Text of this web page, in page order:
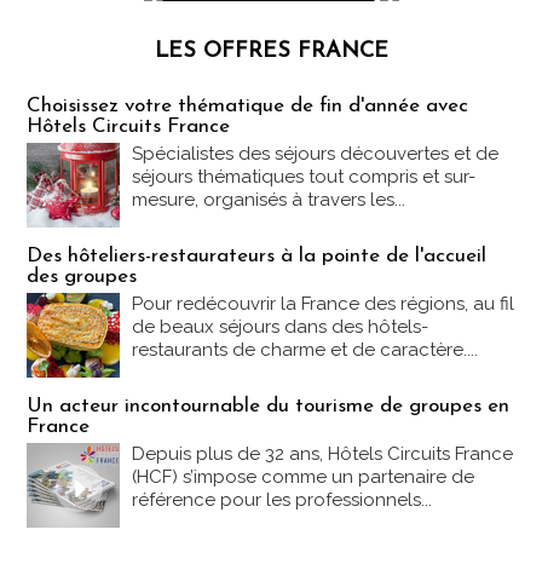
LES OFFRES FRANCE
Choisissez votre thématique de fin d'année avec
Hôtels Circuits France
Spécialistes des séjours découvertes et de
séjours thématiques tout compris et sur-
mesure, organisés à travers les...
Des hôteliers-restaurateurs à la pointe de l'accueil
des groupes
Pour redécouvrir la France des régions, au fil
de beaux séjours dans des hôtels-
restaurants de charme et de caractère....
Un acteur incontournable du tourisme de groupes en
France
Depuis plus de 32 ans, Hôtels Circuits France
(HCF) s’impose comme un partenaire de
référence pour les professionnels...